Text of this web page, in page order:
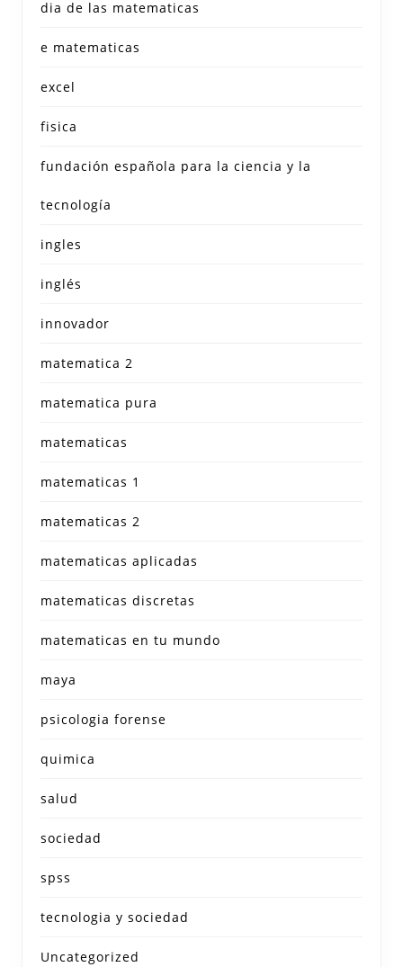
dia de las matematicas
e matematicas
excel
fisica
fundación española para la ciencia y la
tecnología
ingles
inglés
innovador
matematica 2
matematica pura
matematicas
matematicas 1
matematicas 2
matematicas aplicadas
matematicas discretas
matematicas en tu mundo
maya
psicologia forense
quimica
salud
sociedad
spss
tecnologia y sociedad
Uncategorized